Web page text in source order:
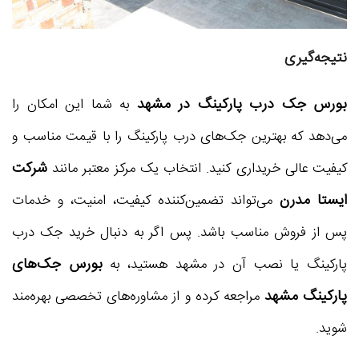
نتیجه‌گیری
بورس جک درب پارکینگ در مشهد به شما این امکان را
می‌دهد که بهترین جک‌های درب پارکینگ را با قیمت مناسب و
کیفیت عالی خریداری کنید. انتخاب یک مرکز معتبر مانند شرکت
ایستا مدرن می‌تواند تضمین‌کننده کیفیت، امنیت، و خدمات
پس از فروش مناسب باشد. پس اگر به دنبال خرید جک درب
پارکینگ یا نصب آن در مشهد هستید، بهبورس جک‌های
پارکینگ مشهد مراجعه کرده و از مشاوره‌های تخصصی بهره‌مند
شوید.